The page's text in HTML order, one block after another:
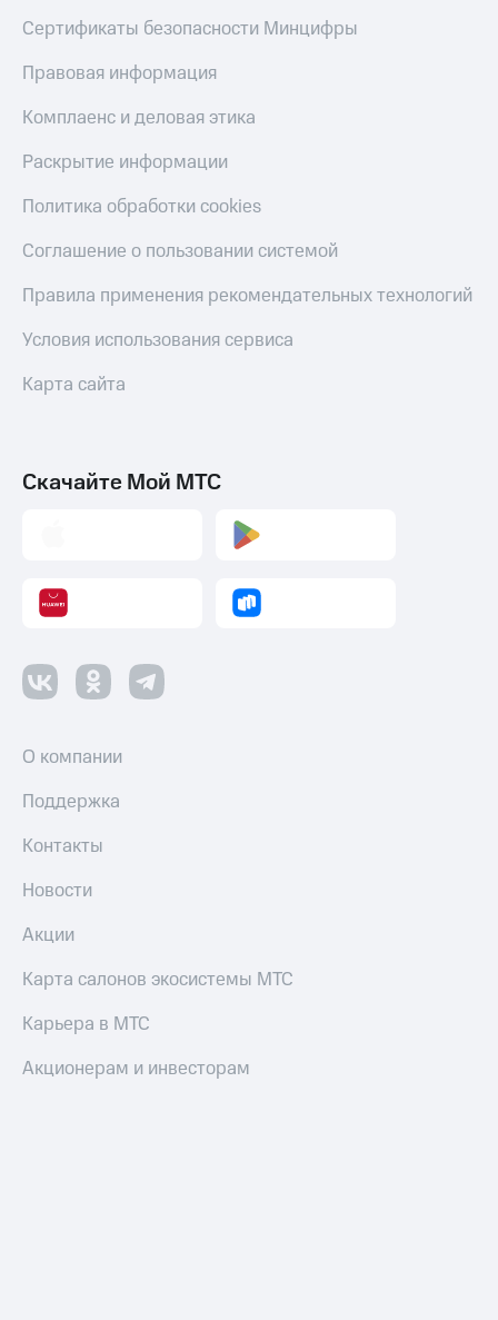
Сертификаты безопасности Минцифры
Правовая информация
Комплаенс и деловая этика
Раскрытие информации
Политика обработки cookies
Соглашение о пользовании системой
Правила применения рекомендательных технологий
Условия использования сервиса
Карта сайта
Скачайте Мой МТС
О компании
Поддержка
Контакты
Новости
Акции
Карта салонов экосистемы МТС
Карьера в МТС
Акционерам и инвесторам